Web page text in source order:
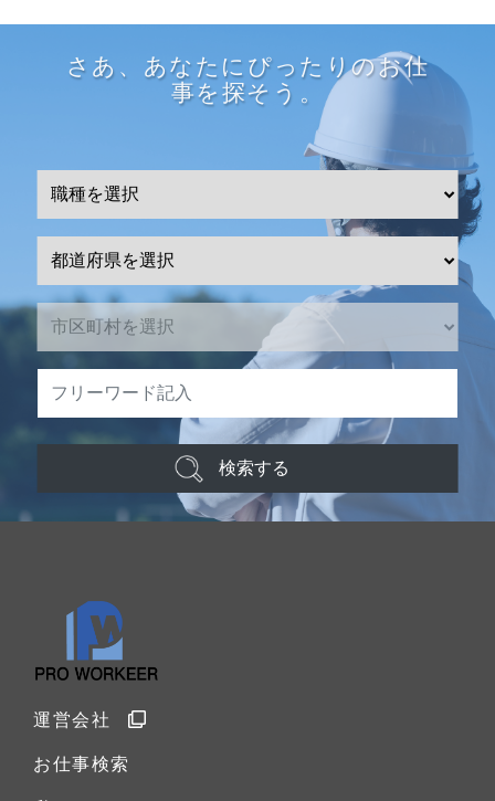
さあ、あなたにぴったりのお仕
事を探そう。
検索する
運営会社
お仕事検索